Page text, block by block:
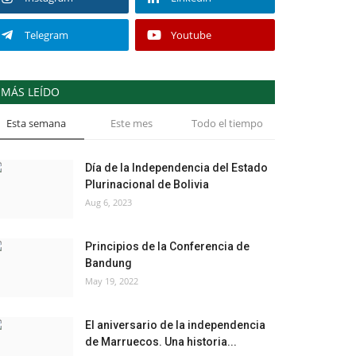
Telegram Youtube
MÁS LEÍDO
Esta semana Este mes Todo el tiempo
Día de la Independencia del Estado
Plurinacional de Bolivia
Aug 6, 2023
Principios de la Conferencia de
Bandung
May 19, 2022
El aniversario de la independencia
de Marruecos. Una historia...